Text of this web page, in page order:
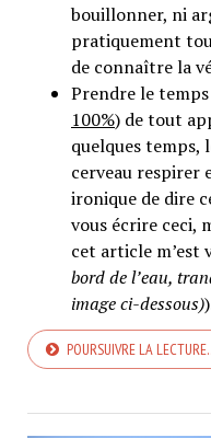
bouillonner, ni
pratiquement
de connaître la
Prendre le
100%) de tout
quelques temps,
cerveau respirer
ironique de dire
vous écrire ceci,
cet article m’est
bord de l’eau,
image ci-dessous)
POURSUIVRE LA